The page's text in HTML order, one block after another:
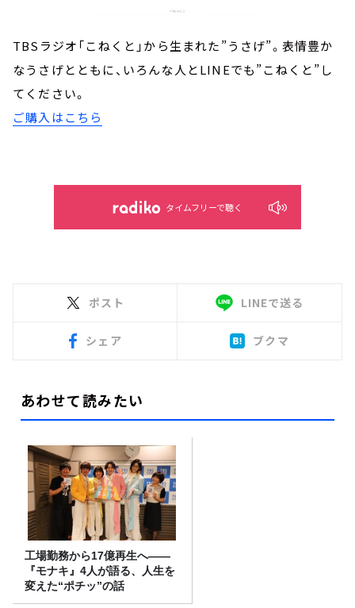
TBSラジオ「こねくと」から生まれた”うさげ”。表情豊か
なうさげとともに、いろんな人とLINEでも”こねくと”し
てください。
ご購入はこちら
タイムフリーで聴く
ポスト LINEで送る
シェア ブクマ
あわせて読みたい
工場勤務から17億再生へ——
『モナキ』4人が語る、人生を
変えた“ポチッ”の話